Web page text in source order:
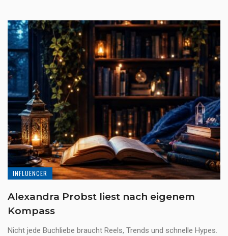
INFLUENCER
Alexandra Probst liest nach eigenem
Kompass
Nicht jede Buchliebe braucht Reels, Trends und schnelle Hypes.